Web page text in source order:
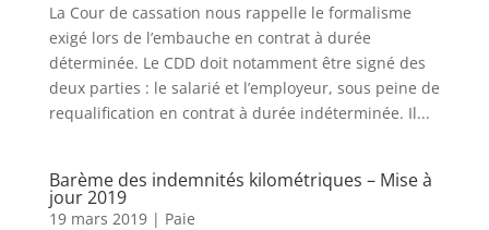
La Cour de cassation nous rappelle le formalisme
exigé lors de l’embauche en contrat à durée
déterminée. Le CDD doit notamment être signé des
deux parties : le salarié et l’employeur, sous peine de
requalification en contrat à durée indéterminée. Il...
Barème des indemnités kilométriques – Mise à
jour 2019
19 mars 2019| Paie